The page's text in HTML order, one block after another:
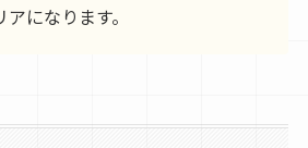
になります。